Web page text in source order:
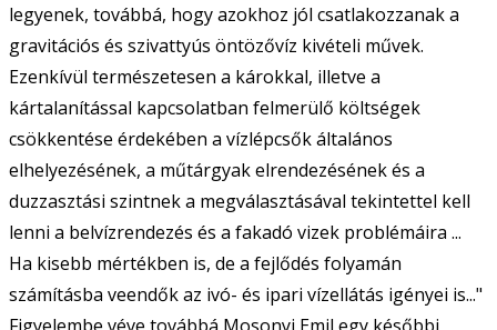
legyenek, továbbá, hogy azokhoz jól csatlakozzanak a
gravitációs és szivattyús öntözővíz kivételi művek.
Ezenkívül természetesen a károkkal, illetve a
kártalanítással kapcsolatban felmerülő költségek
csökkentése érdekében a vízlépcsők általános
elhelyezésének, a műtárgyak elrendezésének és a
duzzasztási szintnek a megválasztásával tekintettel kell
lenni a belvízrendezés és a fakadó vizek problémáira ...
Ha kisebb mértékben is, de a fejlődés folyamán
számításba veendők az ivó- és ipari vízellátás igényei is..."